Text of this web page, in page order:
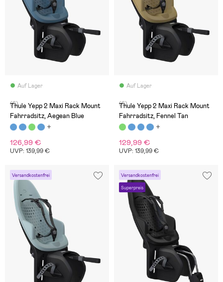
Auf Lager
(6)
Thule Yepp 2 Maxi Rack Mount
Fahrradsitz, Aegean Blue
126,99 €
UVP: 139,99 €
Auf Lager
(6)
Thule Yepp 2 Maxi Rack Mount
Fahrradsitz, Fennel Tan
129,99 €
UVP: 139,99 €
Versandkostenfrei Versandkostenfrei
Superpreis